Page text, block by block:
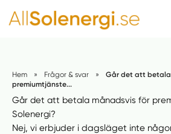
Hem » Frågor & svar »
Går det att betala
premiumtjänste...
Går det att betala månadsvis för
Solenergi?
Nej, vi erbjuder i dagsläget inte